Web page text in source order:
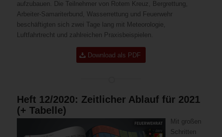
aufzubauen. Die Teilnehmer von Rotem Kreuz, Bergrettung,
Arbeiter-Samariterbund, Wasserrettung und Feuerwehr
beschäftigten sich zwei Tage lang mit Meteorologie,
Luftfahrtrecht und zahlreichen Praxisbeispielen.
Download als PDF
Heft 12/2020: Zeitlicher Ablauf für 2021
(+ Tabelle)
Mit großen
Schritten